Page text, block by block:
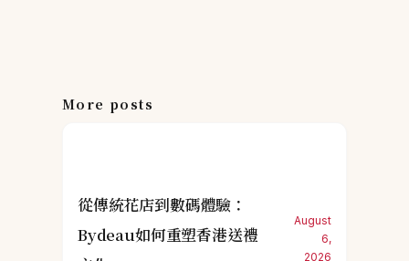
More posts
從傳統花店到數碼體驗：
Bydeau如何重塑香港送禮
August
6,
2026